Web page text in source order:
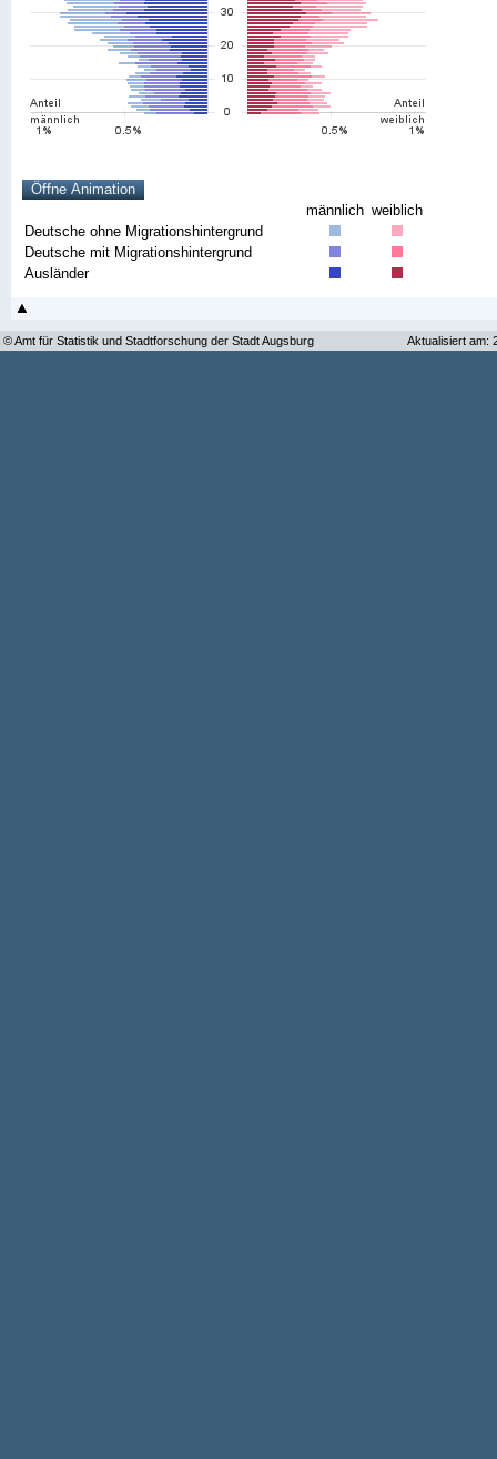
männlich weiblich
Deutsche ohne Migrationshintergrund
Deutsche mit Migrationshintergrund
Ausländer
© Amt für Statistik und Stadtforschung der Stadt Augsburg Aktualisiert am: